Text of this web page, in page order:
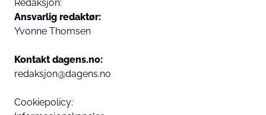
Redaksjon:
Ansvarlig redaktør:
Yvonne Thomsen
Kontakt dagens.no:
redaksjon@dagens.no
Cookiepolicy: